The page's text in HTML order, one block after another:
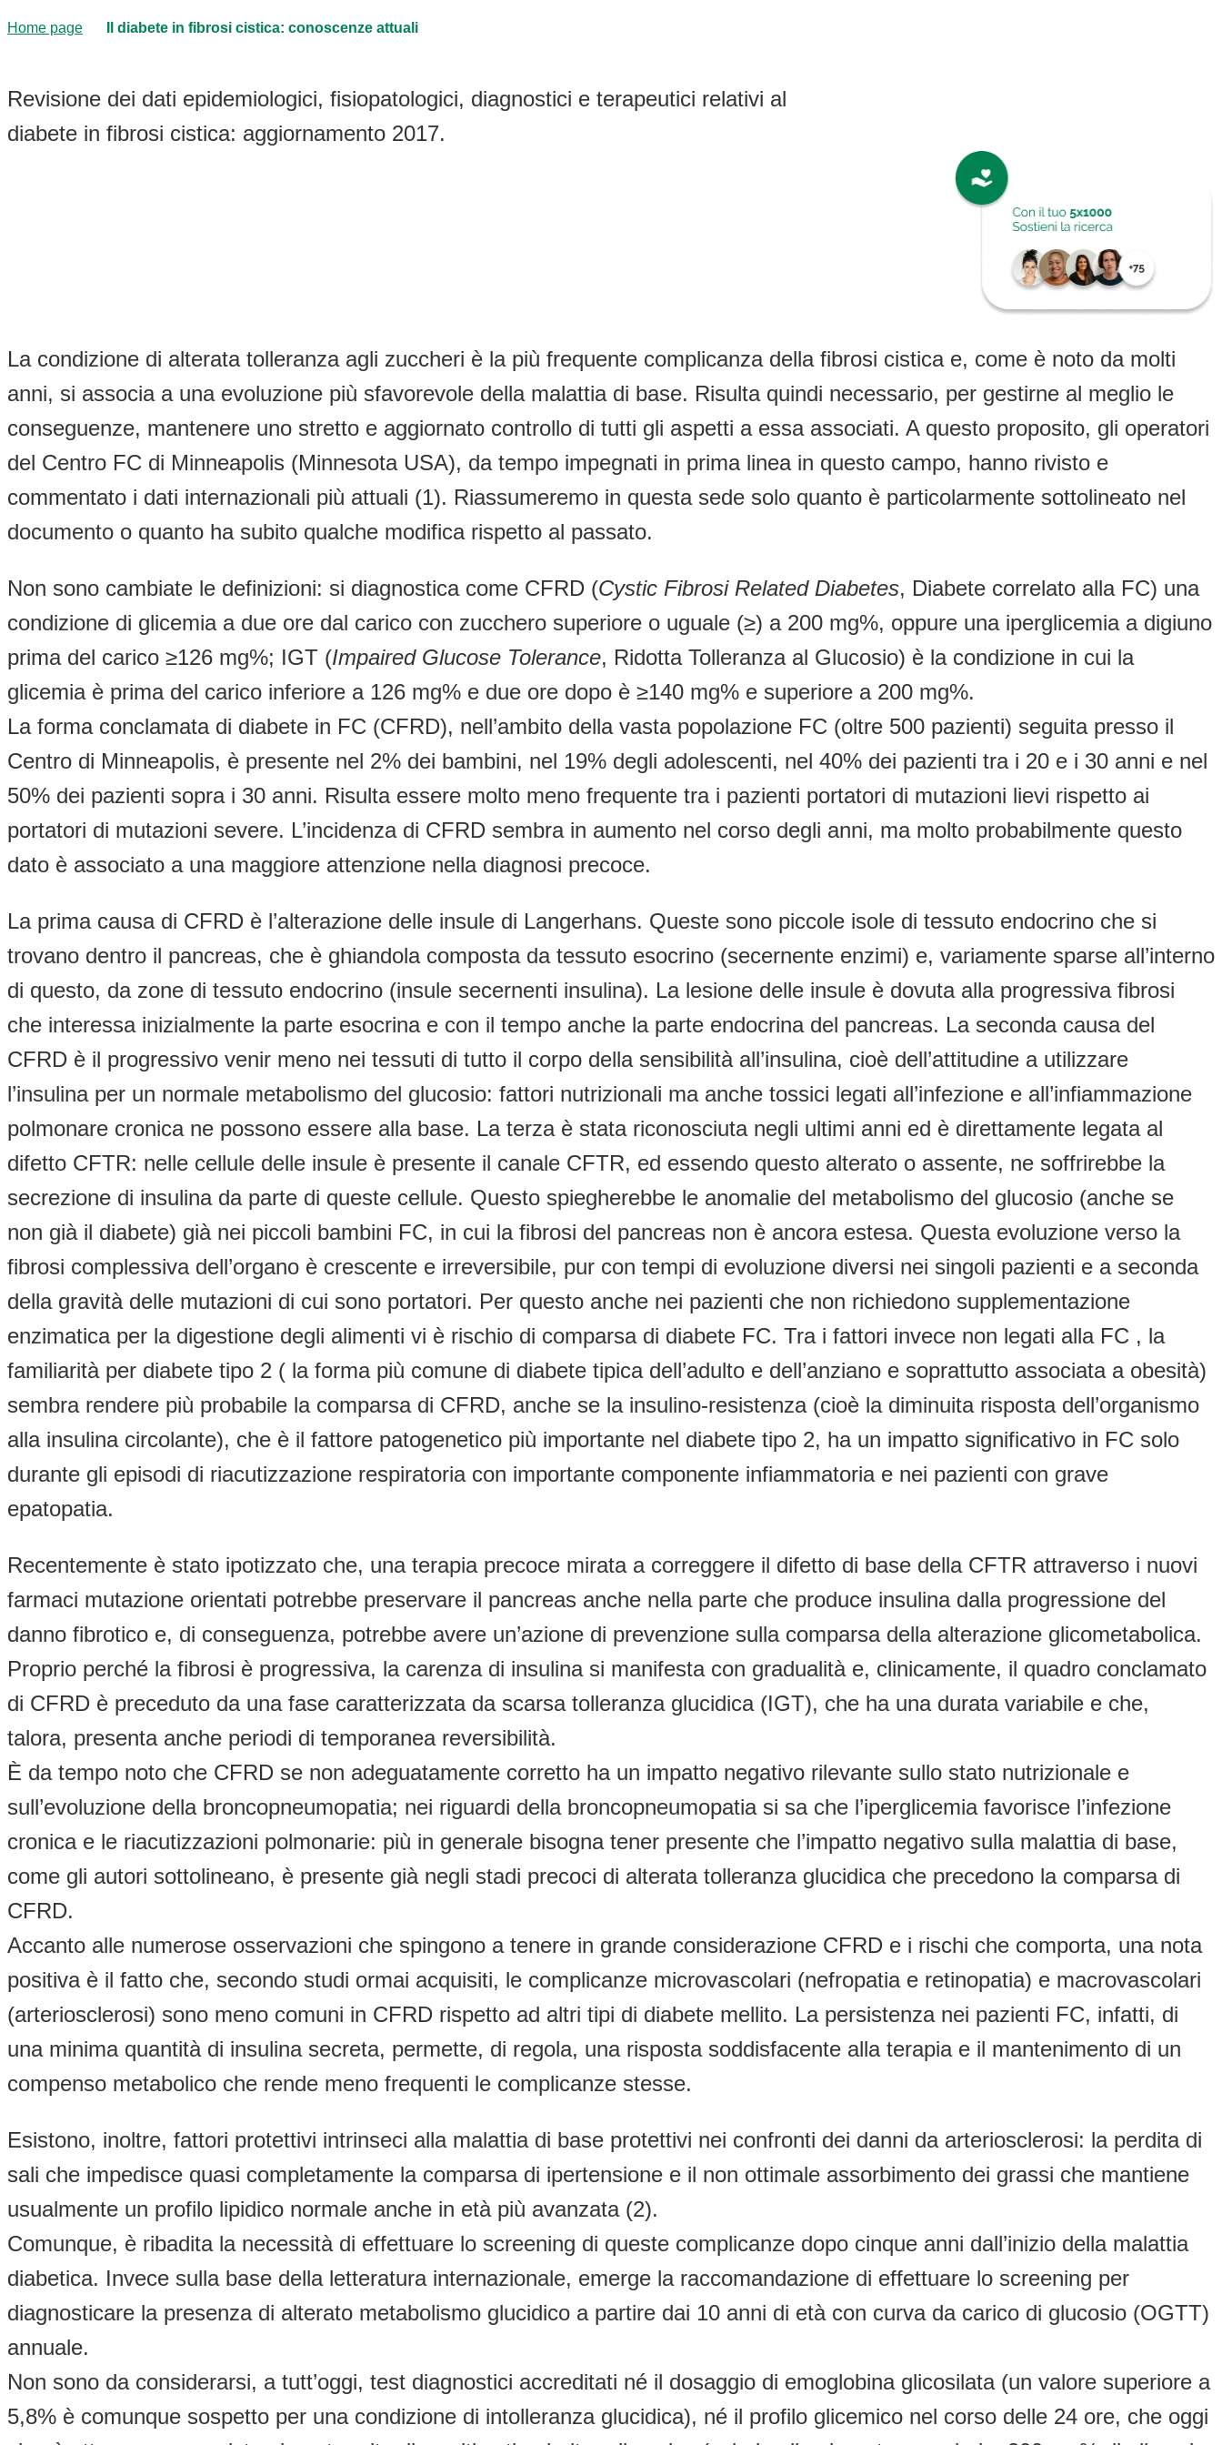
Home page Il diabete in fibrosi cistica: conoscenze attuali
Revisione dei dati epidemiologici, fisiopatologici, diagnostici e terapeutici relativi al
diabete in fibrosi cistica: aggiornamento 2017.
La condizione di alterata tolleranza agli zuccheri è la più frequente complicanza della fibrosi cistica e, come è noto da molti
anni, si associa a una evoluzione più sfavorevole della malattia di base. Risulta quindi necessario, per gestirne al meglio le
conseguenze, mantenere uno stretto e aggiornato controllo di tutti gli aspetti a essa associati. A questo proposito, gli operatori
del Centro FC di Minneapolis (Minnesota USA), da tempo impegnati in prima linea in questo campo, hanno rivisto e
commentato i dati internazionali più attuali (1). Riassumeremo in questa sede solo quanto è particolarmente sottolineato nel
documento o quanto ha subito qualche modifica rispetto al passato.
Non sono cambiate le definizioni: si diagnostica come CFRD (Cystic Fibrosi Related Diabetes, Diabete correlato alla FC) una
condizione di glicemia a due ore dal carico con zucchero superiore o uguale (≥) a 200 mg%, oppure una iperglicemia a digiuno
prima del carico ≥126 mg%; IGT (Impaired Glucose Tolerance, Ridotta Tolleranza al Glucosio) è la condizione in cui la
glicemia è prima del carico inferiore a 126 mg% e due ore dopo è ≥140 mg% e superiore a 200 mg%.
La forma conclamata di diabete in FC (CFRD), nell’ambito della vasta popolazione FC (oltre 500 pazienti) seguita presso il
Centro di Minneapolis, è presente nel 2% dei bambini, nel 19% degli adolescenti, nel 40% dei pazienti tra i 20 e i 30 anni e nel
50% dei pazienti sopra i 30 anni. Risulta essere molto meno frequente tra i pazienti portatori di mutazioni lievi rispetto ai
portatori di mutazioni severe. L’incidenza di CFRD sembra in aumento nel corso degli anni, ma molto probabilmente questo
dato è associato a una maggiore attenzione nella diagnosi precoce.
La prima causa di CFRD è l’alterazione delle insule di Langerhans. Queste sono piccole isole di tessuto endocrino che si
trovano dentro il pancreas, che è ghiandola composta da tessuto esocrino (secernente enzimi) e, variamente sparse all’interno
di questo, da zone di tessuto endocrino (insule secernenti insulina). La lesione delle insule è dovuta alla progressiva fibrosi
che interessa inizialmente la parte esocrina e con il tempo anche la parte endocrina del pancreas. La seconda causa del
CFRD è il progressivo venir meno nei tessuti di tutto il corpo della sensibilità all’insulina, cioè dell’attitudine a utilizzare
l’insulina per un normale metabolismo del glucosio: fattori nutrizionali ma anche tossici legati all’infezione e all’infiammazione
polmonare cronica ne possono essere alla base. La terza è stata riconosciuta negli ultimi anni ed è direttamente legata al
difetto CFTR: nelle cellule delle insule è presente il canale CFTR, ed essendo questo alterato o assente, ne soffrirebbe la
secrezione di insulina da parte di queste cellule. Questo spiegherebbe le anomalie del metabolismo del glucosio (anche se
non già il diabete) già nei piccoli bambini FC, in cui la fibrosi del pancreas non è ancora estesa. Questa evoluzione verso la
fibrosi complessiva dell’organo è crescente e irreversibile, pur con tempi di evoluzione diversi nei singoli pazienti e a seconda
della gravità delle mutazioni di cui sono portatori. Per questo anche nei pazienti che non richiedono supplementazione
enzimatica per la digestione degli alimenti vi è rischio di comparsa di diabete FC. Tra i fattori invece non legati alla FC , la
familiarità per diabete tipo 2 ( la forma più comune di diabete tipica dell’adulto e dell’anziano e soprattutto associata a obesità)
sembra rendere più probabile la comparsa di CFRD, anche se la insulino-resistenza (cioè la diminuita risposta dell’organismo
alla insulina circolante), che è il fattore patogenetico più importante nel diabete tipo 2, ha un impatto significativo in FC solo
durante gli episodi di riacutizzazione respiratoria con importante componente infiammatoria e nei pazienti con grave
epatopatia.
Recentemente è stato ipotizzato che, una terapia precoce mirata a correggere il difetto di base della CFTR attraverso i nuovi
farmaci mutazione orientati potrebbe preservare il pancreas anche nella parte che produce insulina dalla progressione del
danno fibrotico e, di conseguenza, potrebbe avere un’azione di prevenzione sulla comparsa della alterazione glicometabolica.
Proprio perché la fibrosi è progressiva, la carenza di insulina si manifesta con gradualità e, clinicamente, il quadro conclamato
di CFRD è preceduto da una fase caratterizzata da scarsa tolleranza glucidica (IGT), che ha una durata variabile e che,
talora, presenta anche periodi di temporanea reversibilità.
È da tempo noto che CFRD se non adeguatamente corretto ha un impatto negativo rilevante sullo stato nutrizionale e
sull’evoluzione della broncopneumopatia; nei riguardi della broncopneumopatia si sa che l’iperglicemia favorisce l’infezione
cronica e le riacutizzazioni polmonarie: più in generale bisogna tener presente che l’impatto negativo sulla malattia di base,
come gli autori sottolineano, è presente già negli stadi precoci di alterata tolleranza glucidica che precedono la comparsa di
CFRD.
Accanto alle numerose osservazioni che spingono a tenere in grande considerazione CFRD e i rischi che comporta, una nota
positiva è il fatto che, secondo studi ormai acquisiti, le complicanze microvascolari (nefropatia e retinopatia) e macrovascolari
(arteriosclerosi) sono meno comuni in CFRD rispetto ad altri tipi di diabete mellito. La persistenza nei pazienti FC, infatti, di
una minima quantità di insulina secreta, permette, di regola, una risposta soddisfacente alla terapia e il mantenimento di un
compenso metabolico che rende meno frequenti le complicanze stesse.
Esistono, inoltre, fattori protettivi intrinseci alla malattia di base protettivi nei confronti dei danni da arteriosclerosi: la perdita di
sali che impedisce quasi completamente la comparsa di ipertensione e il non ottimale assorbimento dei grassi che mantiene
usualmente un profilo lipidico normale anche in età più avanzata (2).
Comunque, è ribadita la necessità di effettuare lo screening di queste complicanze dopo cinque anni dall’inizio della malattia
diabetica. Invece sulla base della letteratura internazionale, emerge la raccomandazione di effettuare lo screening per
diagnosticare la presenza di alterato metabolismo glucidico a partire dai 10 anni di età con curva da carico di glucosio (OGTT)
annuale.
Non sono da considerarsi, a tutt’oggi, test diagnostici accreditati né il dosaggio di emoglobina glicosilata (un valore superiore a
5,8% è comunque sospetto per una condizione di intolleranza glucidica), né il profilo glicemico nel corso delle 24 ore, che oggi